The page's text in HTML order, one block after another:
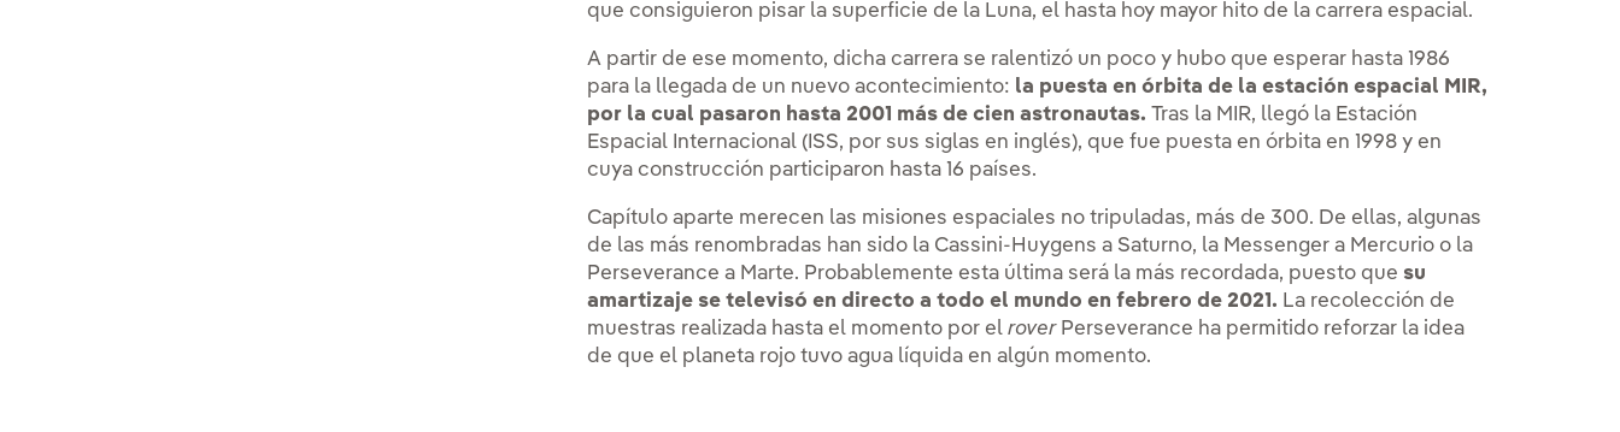
que consiguieron pisar la superficie de la Luna, el hasta hoy mayor hito de la carrera espacial.
A partir de ese momento, dicha carrera se ralentizó un poco y hubo que esperar hasta 1986
para la llegada de un nuevo acontecimiento: la puesta en órbita de la estación espacial MIR,
por la cual pasaron hasta 2001 más de cien astronautas. Tras la MIR, llegó la Estación
Espacial Internacional (ISS, por sus siglas en inglés), que fue puesta en órbita en 1998 y en
cuya construcción participaron hasta 16 países.
Capítulo aparte merecen las misiones espaciales no tripuladas, más de 300. De ellas, algunas
de las más renombradas han sido la Cassini-Huygens a Saturno, la Messenger a Mercurio o la
Perseverance a Marte. Probablemente esta última será la más recordada, puesto que su
amartizaje se televisó en directo a todo el mundo en febrero de 2021. La recolección de
muestras realizada hasta el momento por elroverPerseverance ha permitido reforzar la idea
de que el planeta rojo tuvo agua líquida en algún momento.